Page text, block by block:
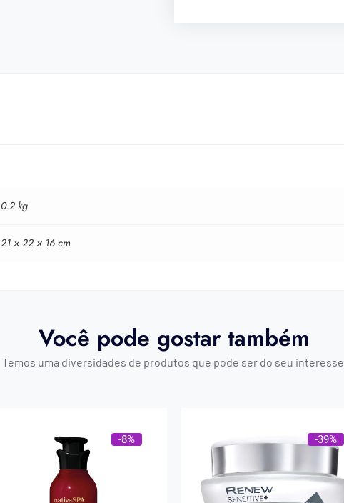
0.2 kg
21 × 22 × 16 cm
Você pode gostar também
Temos uma diversidades de produtos que pode ser do seu interesse.
-8% -39%